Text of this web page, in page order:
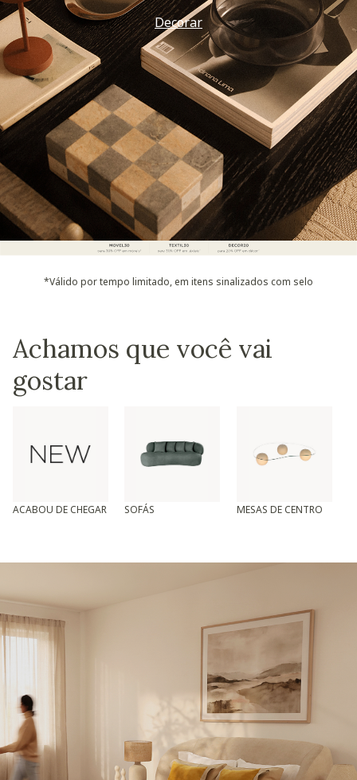
Vem ver
*Válido por tempo limitado, em itens sinalizados com selo
Achamos que você vai
gostar
ACABOU DE CHEGAR SOFÁS MESAS DE CENTRO